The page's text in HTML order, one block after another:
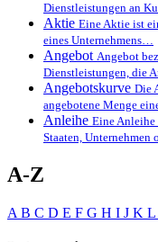
Dienstleistungen an
Aktie Eine Aktie ist
eines Unternehmens…
Angebot Angebot
Dienstleistungen, die
Angebotskurve Die
angebotene Menge
Anleihe Eine Anleihe
Staaten, Unternehmen
A-Z
A B C D E F G H I J K L